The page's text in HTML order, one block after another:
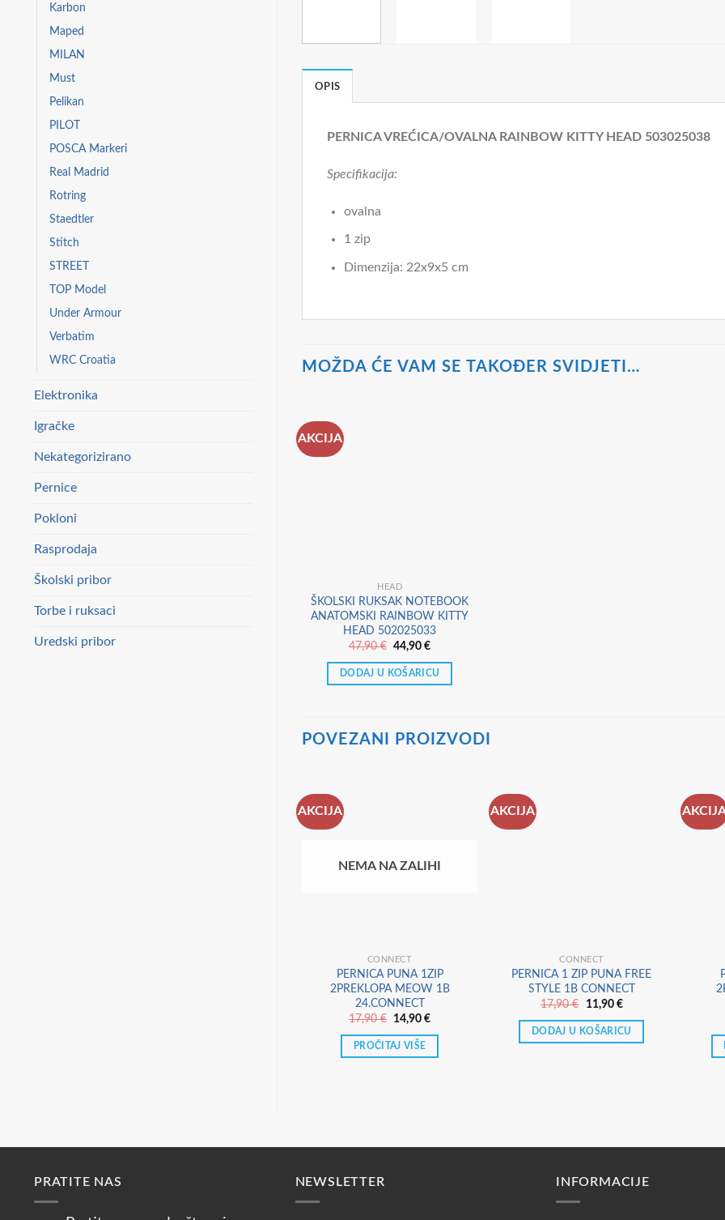
Karbon
Maped
MILAN
Must
Pelikan
PILOT
POSCA Markeri
Real Madrid
Rotring
Staedtler
Stitch
STREET
TOP Model
Under Armour
Verbatim
WRC Croatia
Elektronika
Igračke
Nekategorizirano
Pernice
Pokloni
Rasprodaja
Školski pribor
Torbe i ruksaci
Uredski pribor
OPIS
PERNICA VREĆICA/OVALNA RAINBOW KITTY HEAD 503025038
Specifikacija:
ovalna
1 zip
Dimenzija: 22x9x5 cm
MOŽDA ĆE VAM SE TAKOĐER SVIDJETI…
AKCIJA
HEAD
ŠKOLSKI RUKSAK NOTEBOOK
ANATOMSKI RAINBOW KITTY
HEAD 502025033
47,90€ Izvorna
bila
je:
44,90€Trenutna
je:
44,90 €.
DODAJ U KOŠARICU
POVEZANI PROIZVODI
AKCIJA
NEMA NA ZALIHI
CONNECT
PERNICA PUNA 1ZIP
2PREKLOPA MEOW 1B
24.CONNECT
17,90€
Izvorna
bila
je:
14,90€Trenutna
PROČITAJ VIŠE
AKCIJA
CONNECT
PERNICA 1 ZIP PUNA FREE
STYLE 1B CONNECT
17,90€
Izvorna
bila
je:
11,90 €Trenutna
je:
11,90 €.
DODAJ U KOŠARICU
PRATITE NAS NEWSLETTER INFORMACIJE